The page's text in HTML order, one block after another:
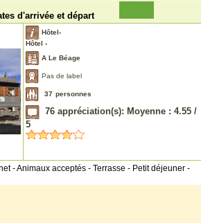
d'arrivée et départ
Hôtel-
Hôtel -
A Le Béage
Pas de label
37 personnes
76 appréciation(s): Moyenne : 4.55 /
5
- Animaux acceptés - Terrasse - Petit déjeuner -